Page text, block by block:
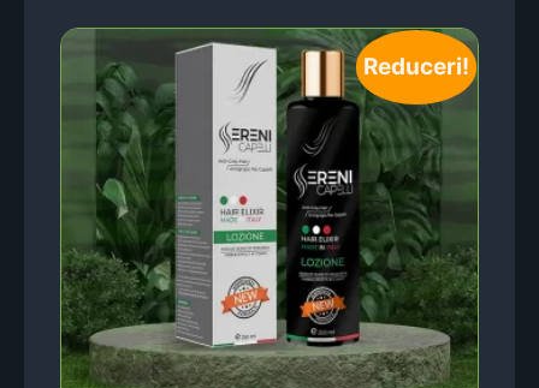
Reduceri!